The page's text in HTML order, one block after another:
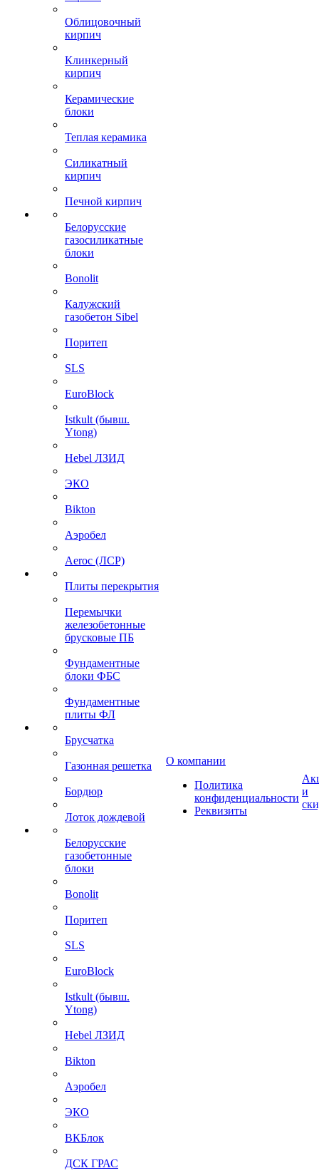
Облицовочный
кирпич
Клинкерный
кирпич
Керамические
блоки
Теплая керамика
Силикатный
кирпич
Печной кирпич
Белорусские
газосиликатные
блоки
Bonolit
Калужский
газобетон Sibel
Поритеп
SLS
EuroBlock
Istkult (бывш.
Ytong)
Hebel ЛЗИД
ЭКО
Bikton
Аэробел
Aeroc (ЛСР)
Плиты перекрытия
Перемычки
железобетонные
брусковые ПБ
Фундаментные
блоки ФБС
Фундаментные
плиты ФЛ
Брусчатка
Газонная решетка
Бордюр
Лоток дождевой
Белорусские
газобетонные
блоки
Bonolit
Поритеп
SLS
EuroBlock
Istkult (бывш.
Ytong)
Hebel ЛЗИД
Bikton
Аэробел
ЭКО
ВКБлок
ДСК ГРАС
О компании
Политика
конфиденциальности
Реквизиты
и